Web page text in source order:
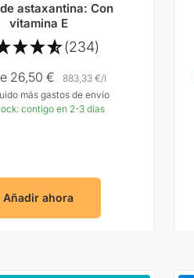
astaxantina: Con
vitamina E
(234)
26,50 € 883,33 €/l
más gastos de envío
contigo en 2-3 días
Añadir ahora